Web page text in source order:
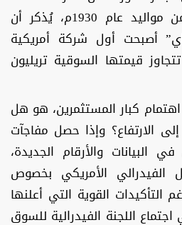
العظيم 1929م، فهو من مواليد عام 1930م، يُذكر أن
أصبحت أول شركة أمريكية
قيمتها السوقية تريليون
كبار المستثمرين، هو هل
الارتفاع؟ وإذا حصل مفاجآت
البيانات والأرقام الجديدة،
الأمريكي بخصوص
القوية التي أعلنها
اللجنة الفيدرالية للسوق